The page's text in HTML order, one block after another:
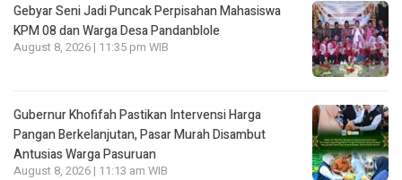
Gebyar Seni Jadi Puncak Perpisahan Mahasiswa
KPM 08 dan Warga Desa Pandanblole
August 8, 2026 | 11:35 pm WIB
Gubernur Khofifah Pastikan Intervensi Harga
Pangan Berkelanjutan, Pasar Murah Disambut
Antusias Warga Pasuruan
August 8, 2026 | 11:13 am WIB